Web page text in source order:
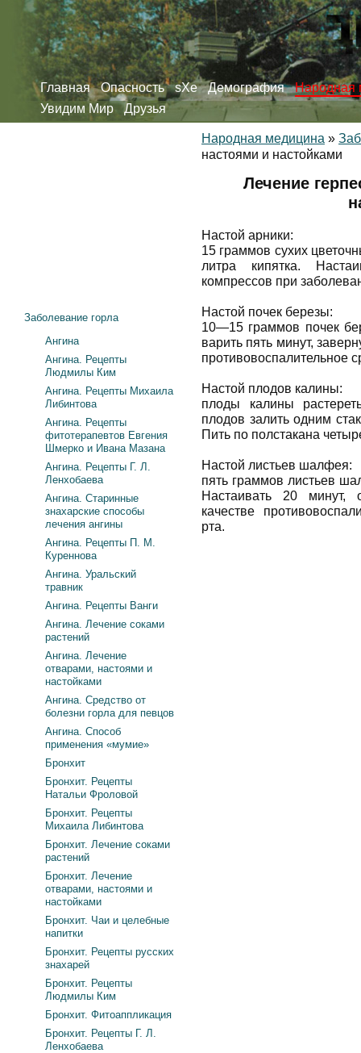
Главная Опасность sXe Демография
Народная
Увидим Мир
Друзья
Народная медицина »
настоями и настойками
Лечение
Настой арники:
15 граммов сухих
литра кипятка.
компрессов при
Настой почек березы:
10—15 граммов почек
варить пять минут,
противовоспалительное
Настой плодов калины:
плоды калины
плодов залить одним
Пить по полстакана
Настой листьев шалфея:
пять граммов листьев
Настаивать 20 минут,
качестве
рта.
Заболевание горла
Ангина
Ангина. Рецепты
Людмилы Ким
Ангина. Рецепты Михаила
Либинтова
Ангина. Рецепты
фитотерапевтов Евгения
Шмерко и Ивана Мазана
Ангина. Рецепты Г. Л.
Ленхобаева
Ангина. Старинные
знахарские способы
лечения ангины
Ангина. Рецепты П. М.
Куреннова
Ангина. Уральский
травник
Ангина. Рецепты Ванги
Ангина. Лечение соками
растений
Ангина. Лечение
отварами, настоями и
настойками
Ангина. Средство от
болезни горла для певцов
Ангина. Способ
применения «мумие»
Бронхит
Бронхит. Рецепты
Натальи Фроловой
Бронхит. Рецепты
Михаила Либинтова
Бронхит. Лечение соками
растений
Бронхит. Лечение
отварами, настоями и
настойками
Бронхит. Чаи и целебные
напитки
Бронхит. Рецепты русских
знахарей
Бронхит. Рецепты
Людмилы Ким
Бронхит. Фитоаппликация
Бронхит. Рецепты Г. Л.
Ленхобаева